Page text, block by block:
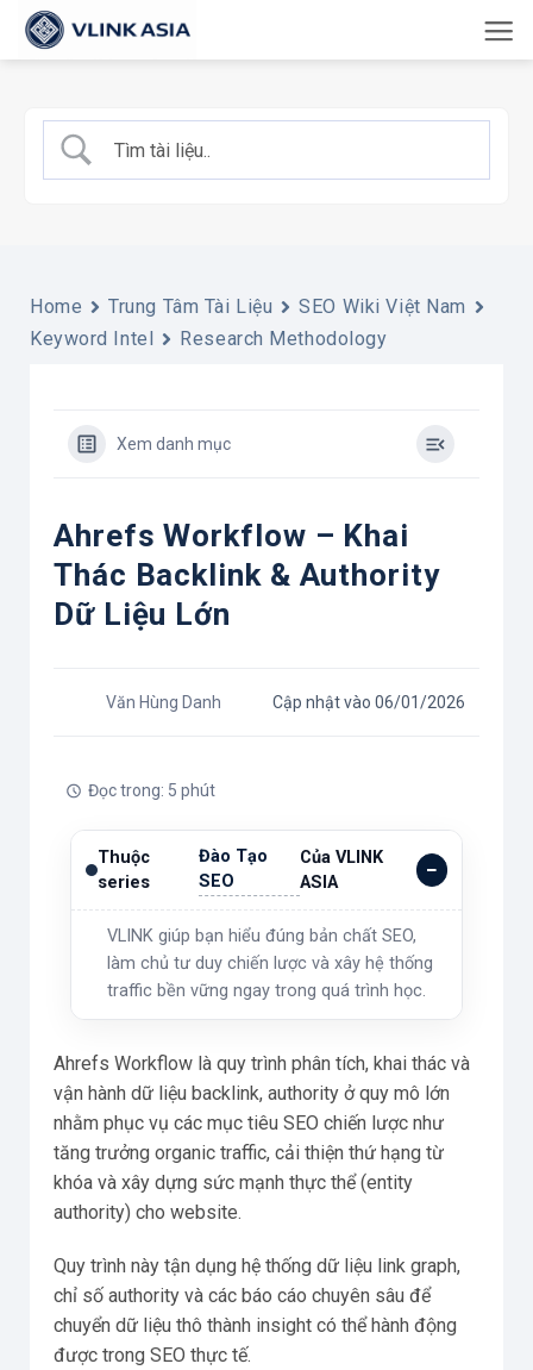
qua
dung
Home Trung Tâm Tài Liệu
SEO Wiki Việt Nam
Keyword Intel
Research Methodology
Xem danh mục
Ahrefs Workflow – Khai
Thác Backlink & Authority
Dữ Liệu Lớn
Văn Hùng Danh Cập nhật vào 06/01/2026
Đọc trong: 5 phút
Thuộc
series
Đào Tạo
SEO
Của VLINK
ASIA
VLINK giúp bạn hiểu đúng bản chất SEO,
làm chủ tư duy chiến lược và xây hệ thống
traffic bền vững ngay trong quá trình học.
Ahrefs Workflow là quy trình phân tích, khai thác và
vận hành dữ liệu backlink, authority ở quy mô lớn
nhằm phục vụ các mục tiêu SEO chiến lược như
tăng trưởng organic traffic, cải thiện thứ hạng từ
khóa và xây dựng sức mạnh thực thể (entity
authority) cho website.
Quy trình này tận dụng hệ thống dữ liệu link graph,
chỉ số authority và các báo cáo chuyên sâu để
chuyển dữ liệu thô thành insight có thể hành động
được trong SEO thực tế.